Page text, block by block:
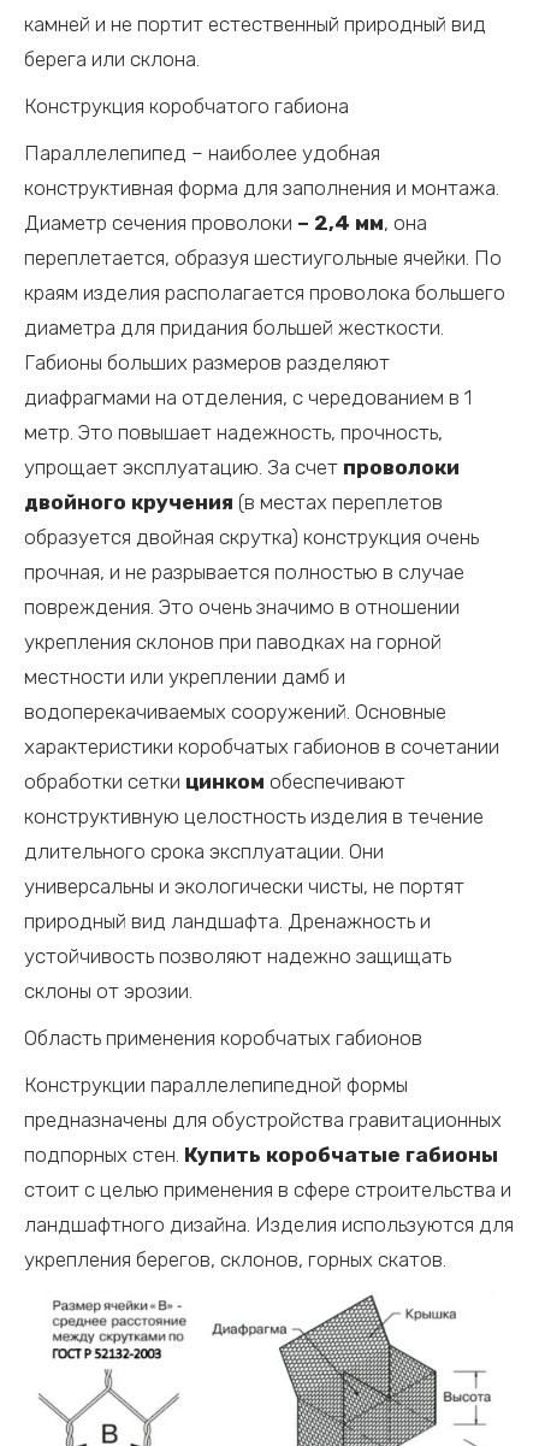
камней и не портит естественный природный вид
берега или склона.
Конструкция коробчатого габиона
Параллелепипед – наиболее удобная
конструктивная форма для заполнения и монтажа.
Диаметр сечения проволоки – 2,4 мм, она
переплетается, образуя шестиугольные ячейки. По
краям изделия располагается проволока большего
диаметра для придания большей жесткости.
Габионы больших размеров разделяют
диафрагмами на отделения, с чередованием в 1
метр. Это повышает надежность, прочность,
упрощает эксплуатацию. За счет проволоки
двойного кручения (в местах переплетов
образуется двойная скрутка) конструкция очень
прочная, и не разрывается полностью в случае
повреждения. Это очень значимо в отношении
укрепления склонов при паводках на горной
местности или укреплении дамб и
водоперекачиваемых сооружений. Основные
характеристики коробчатых габионов в сочетании
обработки сетки цинком обеспечивают
конструктивную целостность изделия в течение
длительного срока эксплуатации. Они
универсальны и экологически чисты, не портят
природный вид ландшафта. Дренажность и
устойчивость позволяют надежно защищать
склоны от эрозии.
Область применения коробчатых габионов
Конструкции параллелепипедной формы
предназначены для обустройства гравитационных
подпорных стен. Купить коробчатые габионы
стоит с целью применения в сфере строительства и
ландшафтного дизайна. Изделия используются для
укрепления берегов, склонов, горных скатов.